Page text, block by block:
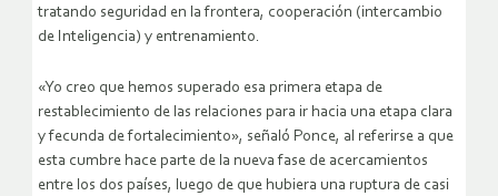
tratando seguridad en la frontera, cooperación (intercambio
de Inteligencia) y entrenamiento.
«Yo creo que hemos superado esa primera etapa de
restablecimiento de las relaciones para ir hacia una etapa clara
y fecunda de fortalecimiento», señaló Ponce, al referirse a que
esta cumbre hace parte de la nueva fase de acercamientos
entre los dos países, luego de que hubiera una ruptura de casi